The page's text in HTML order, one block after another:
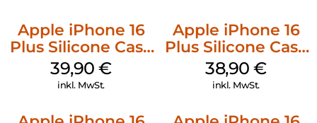
Apple iPhone 16
Plus Silicone Case
MagSafe Plum
39,90€
inkl. MwSt.
Apple iPhone 16
Plus Silicone Case
MagSafe Denim
38,90€
inkl. MwSt.